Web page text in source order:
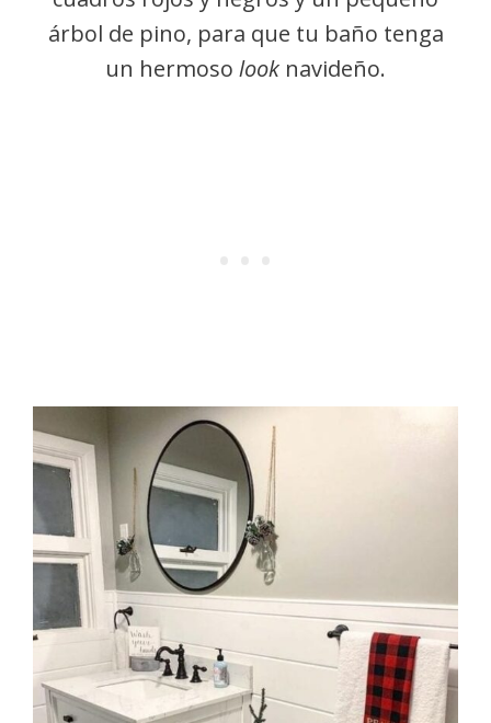
árbol de pino, para que tu baño tenga
un hermoso look navideño.